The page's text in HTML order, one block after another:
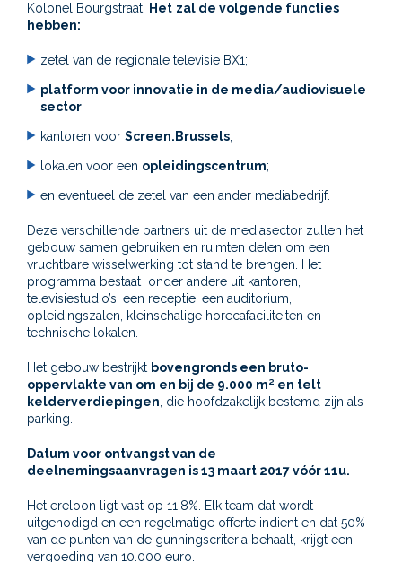
Kolonel Bourgstraat. Het zal de volgende functies
hebben:
zetel van de regionale televisie BX1;
platform voor innovatie in de media/audiovisuele
sector;
kantoren voor Screen.Brussels;
lokalen voor een opleidingscentrum;
en eventueel de zetel van een ander mediabedrijf.
Deze verschillende partners uit de mediasector zullen het
gebouw samen gebruiken en ruimten delen om een
vruchtbare wisselwerking tot stand te brengen. Het
programma bestaat onder andere uit kantoren,
televisiestudio’s, een receptie, een auditorium,
opleidingszalen, kleinschalige horecafaciliteiten en
technische lokalen.
Het gebouw bestrijkt bovengronds een bruto-
oppervlakte van om en bij de 9.000 m² en telt
kelderverdiepingen, die hoofdzakelijk bestemd zijn als
parking.
Datum voor ontvangst van de
deelnemingsaanvragen is 13 maart 2017 vóór 11u.
Het ereloon ligt vast op 11,8%. Elk team dat wordt
uitgenodigd en een regelmatige offerte indient en dat 50%
van de punten van de gunningscriteria behaalt, krijgt een
vergoeding van 10.000 euro.